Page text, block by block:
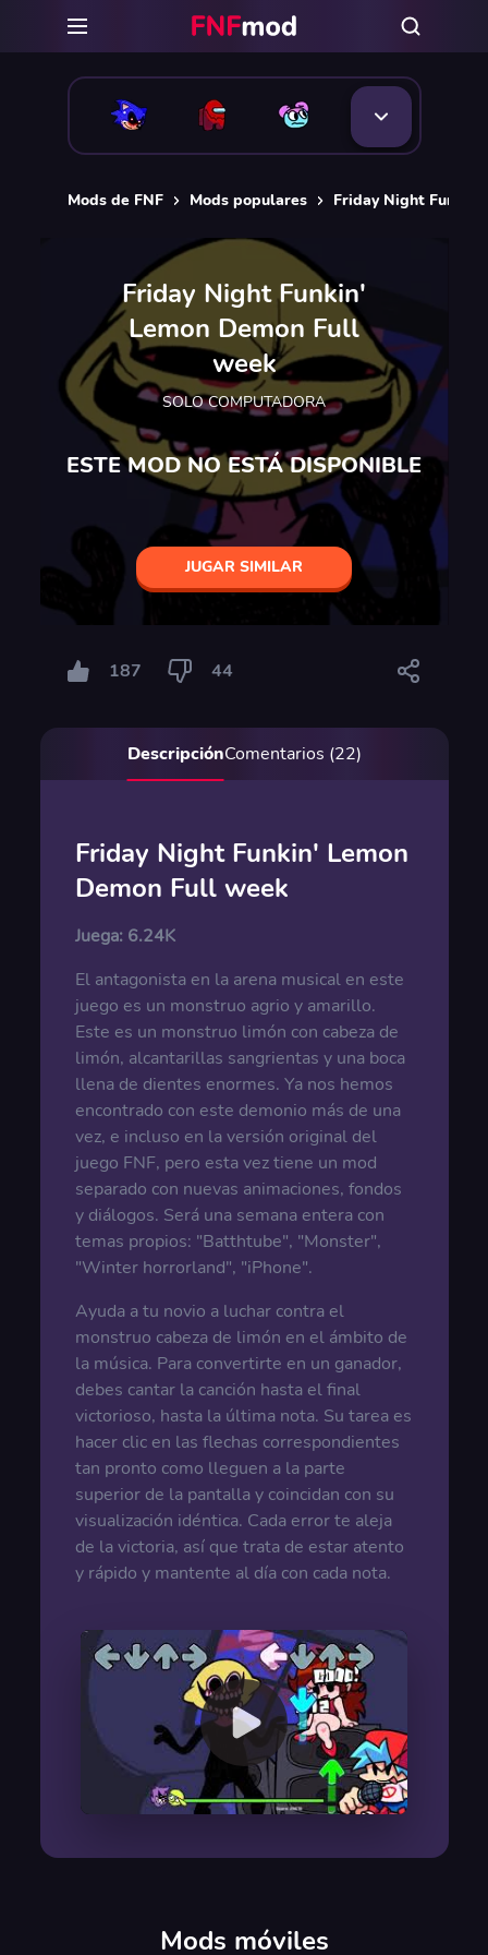
Mods de FNF Mods populares Friday Night Funkin'
Friday Night Funkin'
Lemon Demon Full
week
SOLO COMPUTADORA
ESTE MOD NO ESTÁ DISPONIBLE
JUGAR SIMILAR
187 44
DescripciónComentarios (22)
Friday Night Funkin' Lemon
Demon Full week
Juega: 6.24K
El antagonista en la arena musical en este
juego es un monstruo agrio y amarillo.
Este es un monstruo limón con cabeza de
limón, alcantarillas sangrientas y una boca
llena de dientes enormes. Ya nos hemos
encontrado con este demonio más de una
vez, e incluso en la versión original del
juego FNF, pero esta vez tiene un mod
separado con nuevas animaciones, fondos
y diálogos. Será una semana entera con
temas propios: "Batthtube", "Monster",
"Winter horrorland", "iPhone".
Ayuda a tu novio a luchar contra el
monstruo cabeza de limón en el ámbito de
la música. Para convertirte en un ganador,
debes cantar la canción hasta el final
victorioso, hasta la última nota. Su tarea es
hacer clic en las flechas correspondientes
tan pronto como lleguen a la parte
superior de la pantalla y coincidan con su
visualización idéntica. Cada error te aleja
de la victoria, así que trata de estar atento
y rápido y mantente al día con cada nota.
Mods móviles